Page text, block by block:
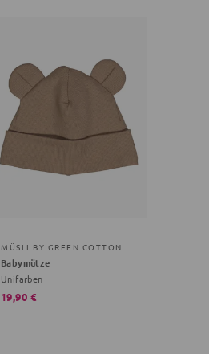
MÜSLI BY GREEN COTTON
Babymütze
Unifarben
19,90 €